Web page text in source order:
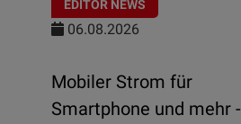
EDITOR NEWS
06.08.2026
Mobiler Strom für
Smartphone und mehr -